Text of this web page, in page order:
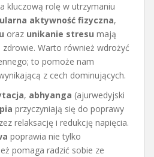
kluczową rolę w utrzymaniu
aktywność fizyczna,
oraz unikanie stresu mają
zdrowie. Warto również wdrożyć
to pomoże nam
z cech dominujących.
, abhyanga (ajurwedyjski
przyczyniają się do poprawy
relaksację i redukcję napięcia.
poprawia nie tylko
pomaga radzić sobie ze